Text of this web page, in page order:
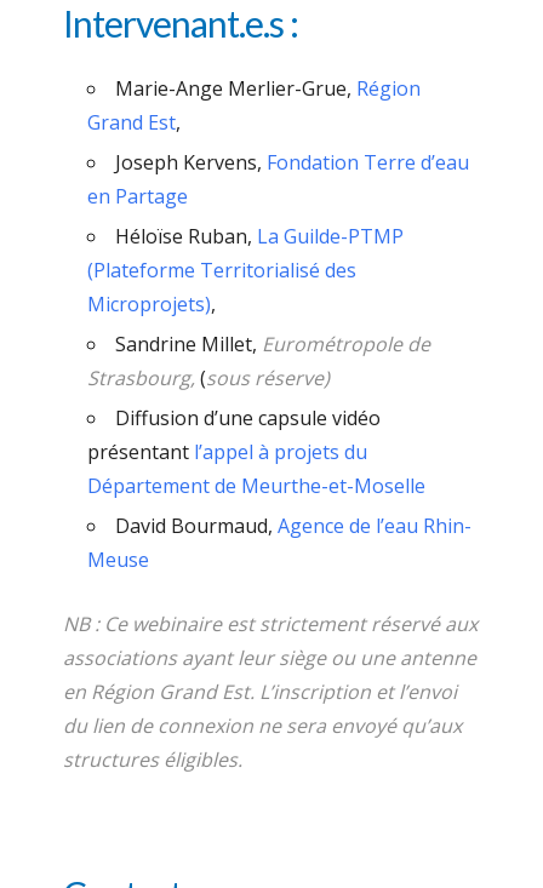
Intervenant.e.s :
Marie-Ange Merlier-Grue, Région
Grand Est,
Joseph Kervens, Fondation Terre d’eau
en Partage
Héloïse Ruban, La Guilde-PTMP
(Plateforme Territorialisé des
Microprojets), ­
Sandrine Millet, Eurométropole de
Strasbourg, (sous réserve)
Diffusion d’une capsule vidéo
présentant l’appel à projets du
Département de Meurthe-et-Moselle
David Bourmaud, Agence de l’eau Rhin-
Meuse
NB : Ce webinaire est strictement réservé aux
associations ayant leur siège ou une antenne
en Région Grand Est. L’inscription et l’envoi
du lien de connexion ne sera envoyé qu’aux
structures éligibles.